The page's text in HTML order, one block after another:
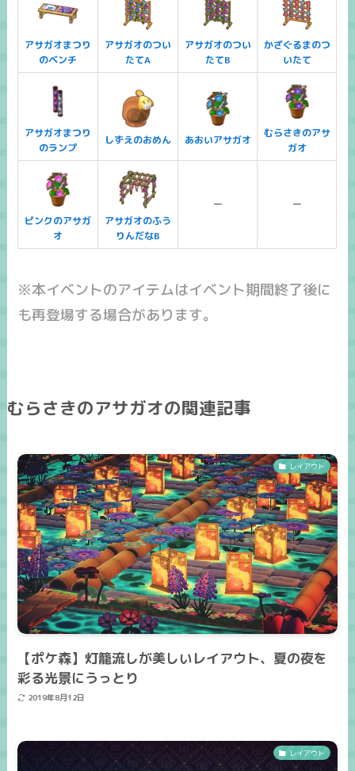
アサガオまつり
のベンチ
アサガオのつい
たてA
アサガオのつい
たてB
かざぐるまのつ
いたて
アサガオまつり
のランプ
しずえのおめん あおいアサガオ
むらさきのアサ
ガオ
ピンクのアサガ
オ
アサガオのふう
りんだなB
ー ー
※本イベントのアイテムはイベント期間終了後に
も再登場する場合があります。
むらさきのアサガオの関連記事
レイアウト
【ポケ森】灯籠流しが美しいレイアウト、夏の夜を
彩る光景にうっとり
2019年8月12日
レイアウト